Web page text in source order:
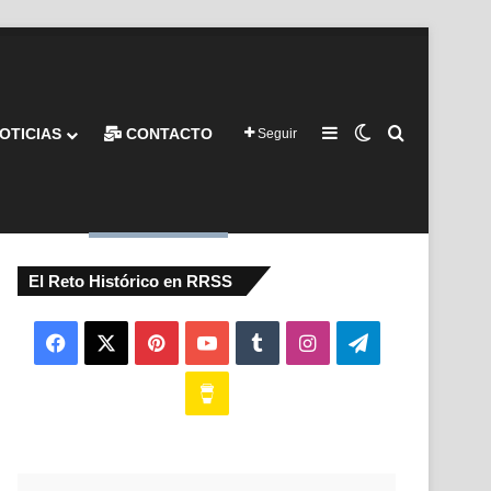
CONTACTO Seguir Barra lateral
Switch skin
El Reto Histórico en RRSS
Facebook PinterestYouTubeTumblrInstagramTelegram